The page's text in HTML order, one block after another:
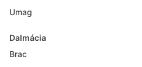
Umag
Dalmácia
Brac